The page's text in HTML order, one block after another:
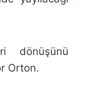
dönüşünü
Orton.